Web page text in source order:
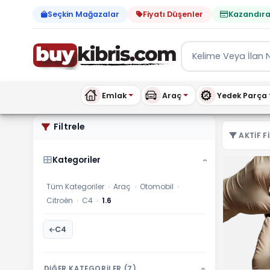
Seçkin Mağazalar Fiyatı Düşenler
Emlak Araç Yedek Parça
Citroën 1.6 ilanları,
Filtrele
Kategoriler ›
Tüm Kategoriler › Araç › Otomobil ›
Citroën › C4 › 1.6
C4
›
AKTIF